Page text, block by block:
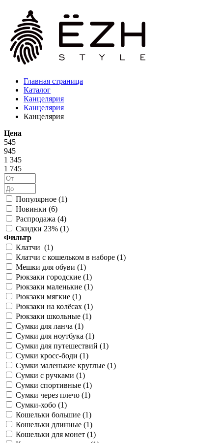
Главная страница
Каталог
Канцелярия
Канцелярия
Канцелярия
Цена
545
945
1 345
1 745
Популярное (1)
Новинки (6)
Распродажа (4)
Скидки 23% (1)
Фильтр
Клатчи (1)
Клатчи с кошельком в наборе (1)
Мешки для обуви (1)
Рюкзаки городские (1)
Рюкзаки маленькие (1)
Рюкзаки мягкие (1)
Рюкзаки на колёсах (1)
Рюкзаки школьные (1)
Сумки для ланча (1)
Сумки для ноутбука (1)
Сумки для путешествий (1)
Сумки кросс-боди (1)
Сумки маленькие круглые (1)
Сумки с ручками (1)
Сумки спортивные (1)
Сумки через плечо (1)
Сумки-хобо (1)
Кошельки большие (1)
Кошельки длинные (1)
Кошельки для монет (1)